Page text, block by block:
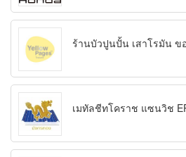
ร้านบัวปูนปั้น เสาโรมัน ข
เมทัลชีทโคราช แซนวิช